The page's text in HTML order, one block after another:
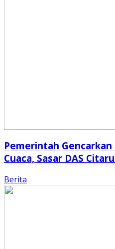
Pemerintah
Cuaca, Sasar DAS
Berita